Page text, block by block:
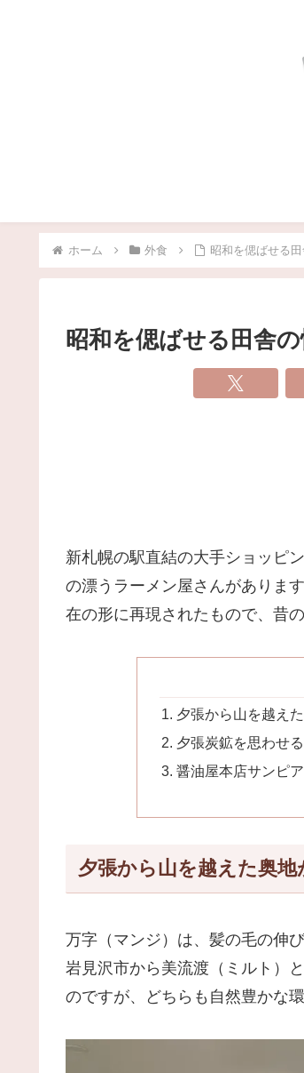
ホーム 外食 昭和を偲ばせる
昭和を偲ばせる田舎
新札幌の駅直結の大手ショッピ
の漂うラーメン屋さんがありま
在の形に再現されたもので、昔
夕張から山を越え
夕張炭鉱を思わせ
醤油屋本店サンピ
夕張から山を越えた奥地
万字（マンジ）は、髪の毛の伸
岩見沢市から美流渡（ミルト）
のですが、どちらも自然豊かな